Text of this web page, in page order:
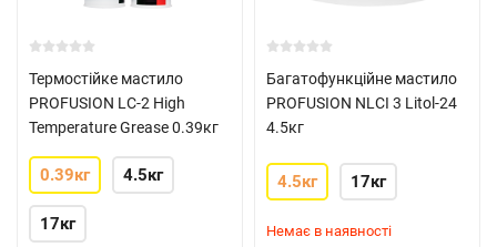
Термостійке мастило
PROFUSION LC-2 High
Temperature Grease 0.39кг
0.39кг 4.5кг
17кг
Багатофункційне мастило
PROFUSION NLCI 3 Litol-24
4.5кг
4.5кг 17кг
Немає в наявності